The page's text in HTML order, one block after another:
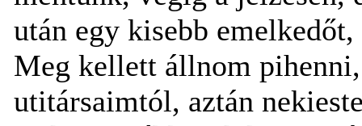
után egy kisebb
Meg kellett állnom
utitársaimtól, aztán